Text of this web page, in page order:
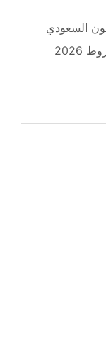
السعودي